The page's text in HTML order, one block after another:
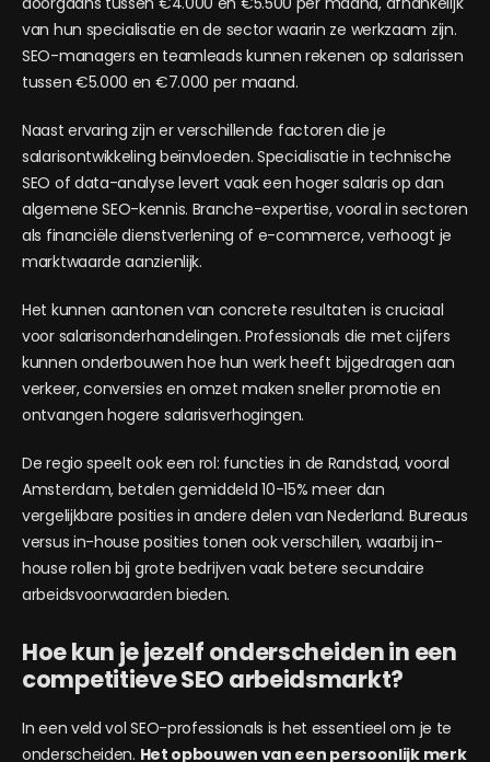
van hun specialisatie en de sector waarin ze werkzaam zijn.
SEO-managers en teamleads kunnen rekenen op salarissen
tussen €5.000 en €7.000 per maand.
Naast ervaring zijn er verschillende factoren die je
salarisontwikkeling beïnvloeden. Specialisatie in technische
SEO of data-analyse levert vaak een hoger salaris op dan
algemene SEO-kennis. Branche-expertise, vooral in sectoren
als financiële dienstverlening of e-commerce, verhoogt je
marktwaarde aanzienlijk.
Het kunnen aantonen van concrete resultaten is cruciaal
voor salarisonderhandelingen. Professionals die met cijfers
kunnen onderbouwen hoe hun werk heeft bijgedragen aan
verkeer, conversies en omzet maken sneller promotie en
ontvangen hogere salarisverhogingen.
De regio speelt ook een rol: functies in de Randstad, vooral
Amsterdam, betalen gemiddeld 10-15% meer dan
vergelijkbare posities in andere delen van Nederland. Bureaus
versus in-house posities tonen ook verschillen, waarbij in-
house rollen bij grote bedrijven vaak betere secundaire
arbeidsvoorwaarden bieden.
Hoe kun je jezelf onderscheiden in een
competitieve SEO arbeidsmarkt?
In een veld vol SEO-professionals is het essentieel om je te
onderscheiden. Het opbouwen van een persoonlijk merk